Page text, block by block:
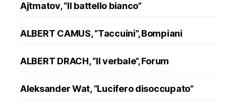
Ajtmatov, “Il battello bianco”
ALBERT CAMUS, “Taccuini”, Bompiani
ALBERT DRACH, “Il verbale”, Forum
Aleksander Wat, “Lucifero disoccupato”